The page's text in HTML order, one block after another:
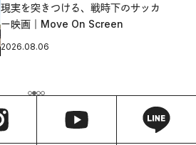
現実を突きつける、戦時下のサッカ
ー映画｜Move On Screen
2026.08.06